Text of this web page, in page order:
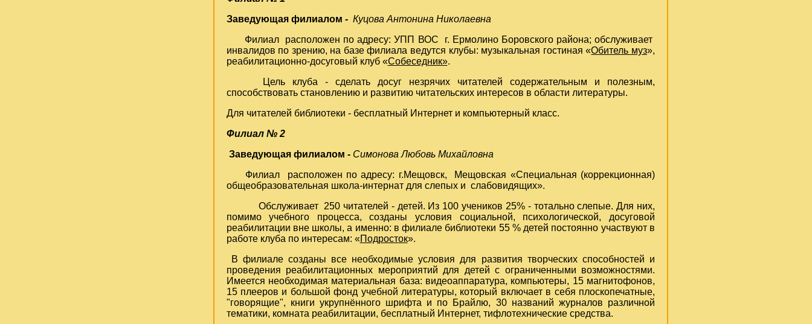
Заведующая филиалом - Куцова Антонина Николаевна
Филиал расположен по адресу: УПП ВОС г. Ермолино Боровского района; обслуживает
инвалидов по зрению, на базе филиала ведутся клубы: музыкальная гостиная «Обитель муз»,
реабилитационно-досуговый клуб «Собеседник».
Цель клуба - сделать досуг незрячих читателей содержательным и полезным,
способствовать становлению и развитию читательских интересов в области литературы.
Для читателей библиотеки - бесплатный Интернет и компьютерный класс.
Филиал № 2
Заведующая филиалом - Симонова Любовь Михайловна
Филиал расположен по адресу: г.Мещовск, Мещовская «Специальная (коррекционная)
общеобразовательная школа-интернат для слепых и слабовидящих».
Обслуживает 250 читателей - детей. Из 100 учеников 25% - тотально слепые. Для них,
помимо учебного процесса, созданы условия социальной, психологической, досуговой
реабилитации вне школы, а именно: в филиале библиотеки 55 % детей постоянно участвуют в
работе клуба по интересам: «Подросток».
В филиале созданы все необходимые условия для развития творческих способностей и
проведения реабилитационных мероприятий для детей с ограниченными возможностями.
Имеется необходимая материальная база: видеоаппаратура, компьютеры, 15 магнитофонов,
15 плееров и большой фонд учебной литературы, который включает в себя плоскопечатные,
"говорящие", книги укрупнённого шрифта и по Брайлю, 30 названий журналов различной
тематики, комната реабилитации, бесплатный Интернет, тифлотехнические средства.